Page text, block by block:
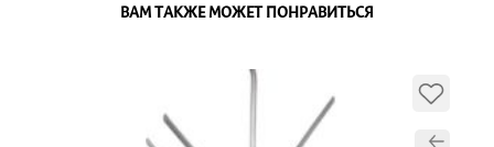
ВАМ ТАКЖЕ МОЖЕТ ПОНРАВИТЬСЯ